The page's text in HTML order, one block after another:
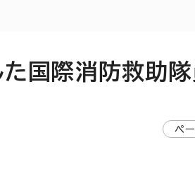
た国際消防救助
ペ